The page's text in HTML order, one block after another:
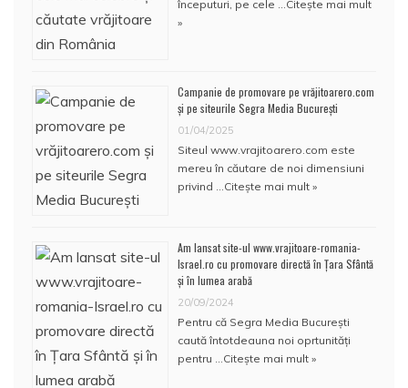
începuturi, pe cele …Citește mai mult
»
Campanie de promovare pe vrăjitoarero.com
și pe siteurile Segra Media București
01/04/2025
Siteul www.vrajitoarero.com este
mereu în căutare de noi dimensiuni
privind …Citește mai mult »
Am lansat site-ul www.vrajitoare-romania-
Israel.ro cu promovare directă în Țara Sfântă
și în lumea arabă
20/09/2024
Pentru că Segra Media București
caută întotdeauna noi oprtunități
pentru …Citește mai mult »